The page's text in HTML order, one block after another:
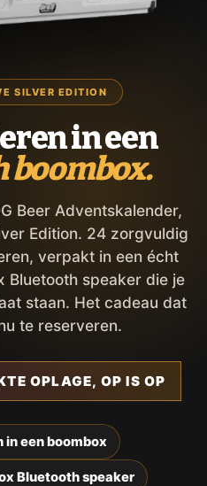
SILVER EDITION
in een
boombox.
Beer Adventskalender,
Edition. 24 zorgvuldig
verpakt in een écht
Bluetooth speaker die je
staan. Het cadeau dat
te reserveren.
OPLAGE, OP IS OP
een boombox
Bluetooth speaker